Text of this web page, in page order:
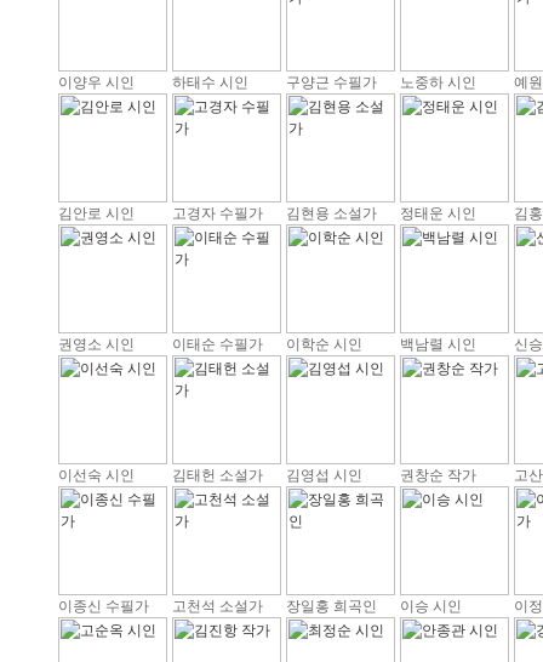
이양우 시인 하태수 시인 구양근 수필가 노중하 시인 예
김안로 시인 고경자 수필가 김현용 소설가 정태운 시인 김
권영소 시인 이태순 수필가 이학순 시인 백남렬 시인 신
이선숙 시인 김태헌 소설가 김영섭 시인 권창순 작가 고
이종신 수필가 고천석 소설가 장일홍 희곡인 이승 시인 이